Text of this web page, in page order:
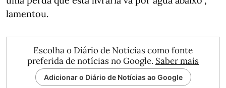
lamentou.
Escolha o Diário de Notícias como fonte
preferida de notícias no Google. Saber mais
Adicionar o Diário de Notícias ao Google